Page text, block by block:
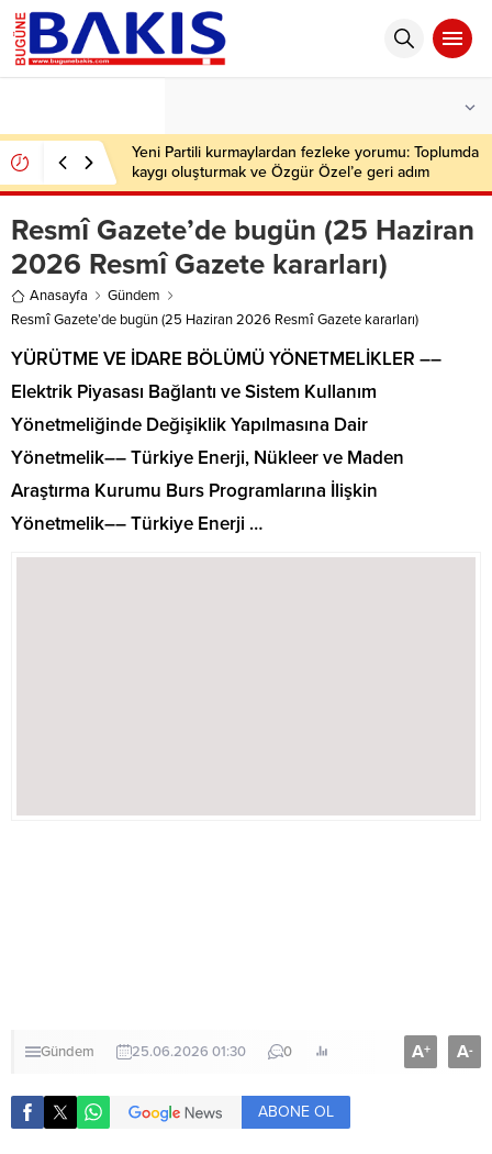
Yeni Partili kurmaylardan fezleke yorumu: Toplumda
kaygı oluşturmak ve Özgür Özel’e geri adım
attırmak istiyorlar
Resmî Gazete’de bugün (25 Haziran
2026 Resmî Gazete kararları)
Anasayfa
Gündem
Resmî Gazete’de bugün (25 Haziran 2026 Resmî Gazete kararları)
YÜRÜTME VE İDARE BÖLÜMÜ YÖNETMELİKLER ––
Elektrik Piyasası Bağlantı ve Sistem Kullanım
Yönetmeliğinde Değişiklik Yapılmasına Dair
Yönetmelik–– Türkiye Enerji, Nükleer ve Maden
Araştırma Kurumu Burs Programlarına İlişkin
Yönetmelik–– Türkiye Enerji …
Gündem 25.06.2026 01:30 0 A+ A-
ABONE OL